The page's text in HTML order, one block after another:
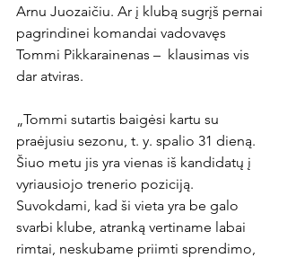
Arnu Juozaičiu. Ar į klubą sugrįš pernai
pagrindinei komandai vadovavęs
Tommi Pikkarainenas –  klausimas vis
dar atviras.
„Tommi sutartis baigėsi kartu su
praėjusiu sezonu, t. y. spalio 31 dieną.
Šiuo metu jis yra vienas iš kandidatų į
vyriausiojo trenerio poziciją.
Suvokdami, kad ši vieta yra be galo
svarbi klube, atranką vertiname labai
rimtai, neskubame priimti sprendimo,